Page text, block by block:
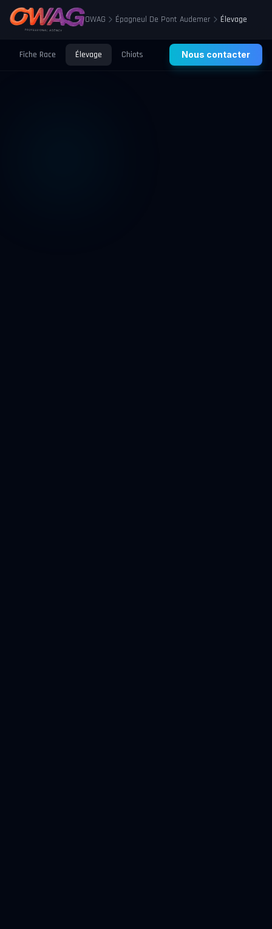
OWAG Épagneul De Pont Audemer Élevage
Fiche Race Élevage Chiots Santé Éducation
Nous contacter